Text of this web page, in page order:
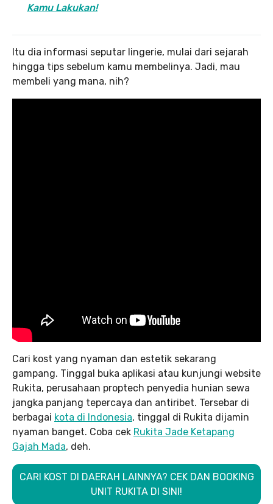
Kamu Lakukan!
Itu dia informasi seputar lingerie, mulai dari sejarah
hingga tips sebelum kamu membelinya. Jadi, mau
membeli yang mana, nih?
Cari kost yang nyaman dan estetik sekarang
gampang. Tinggal buka aplikasi atau kunjungi website
Rukita, perusahaan proptech penyedia hunian sewa
jangka panjang tepercaya dan antiribet. Tersebar di
berbagai kota di Indonesia, tinggal di Rukita dijamin
nyaman banget. Coba cek Rukita Jade Ketapang
Gajah Mada, deh.
CARI KOST DI DAERAH LAINNYA? CEK DAN BOOKING
UNIT RUKITA DI SINI!